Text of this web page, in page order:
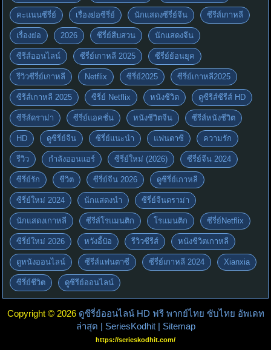
คะแนนซีรี่ย์ เรื่องย่อซีรี่ย์ นักแสดงซีรี่ย์จีน ซีรีส์เกาหลี
เรื่องย่อ 2026 ซีรี่ย์สืบสวน นักแสดงจีน
ซีรีส์ออนไลน์ ซีรี่ย์เกาหลี 2025 ซีรี่ย์ย้อนยุค
รีวิวซีรี่ย์เกาหลี Netflix ซีรี่ย์2025 ซีรี่ย์เกาหลี2025
ซีรีส์เกาหลี 2025 ซีรี่ย์ Netflix หนังชีวิต ดูซีรีส์ซีรีส์ HD
ซีรีส์ดราม่า ซีรี่ย์แอคชั่น หนังชีวิตจีน ซีรีส์หนังชีวิต
HD ดูซีรี่ย์จีน ซีรี่ย์แนะนำ แฟนตาซี ความรัก
รีวิว กำลังออนแอร์ ซีรี่ย์ใหม่ (2026) ซีรี่ย์จีน 2024
ซีรี่ย์รัก ชีวิต ซีรี่ย์จีน 2026 ดูซีรี่ย์เกาหลี
ซีรี่ย์ใหม่ 2024 นักแสดงนำ ซีรี่ย์จีนดราม่า
นักแสดงเกาหลี ซีรีส์โรแมนติก โรแมนติก ซีรี่ย์Netflix
ซีรี่ย์ใหม่ 2026 หวังอี้ป๋อ รีวิวซีรีส์ หนังชีวิตเกาหลี
ดูหนังออนไลน์ ซีรีส์แฟนตาซี ซีรี่ย์เกาหลี 2024 Xianxia
ซีรี่ย์ชีวิต ดูซีรีย์ออนไลน์
Copyright © 2026 ดูซีรี่ย์ออนไลน์ HD ฟรี พากย์ไทย ซับไทย อัพเดท
ล่าสุด | SeriesKodhit | Sitemap
https://serieskodhit.com/